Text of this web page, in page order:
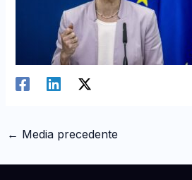
← Media precedente